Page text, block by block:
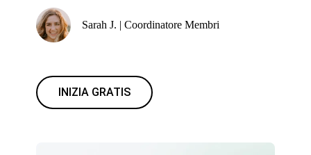
Sarah J. | Coordinatore Membri
INIZIA GRATIS